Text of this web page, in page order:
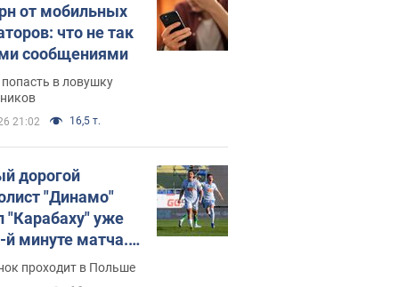
от мобильных
что не так
сообщениями
попасть в ловушку
21:02 16,5 т.
дорогой
"Динамо"
"Карабаху" уже
й минуте матча.
проходит в Польше